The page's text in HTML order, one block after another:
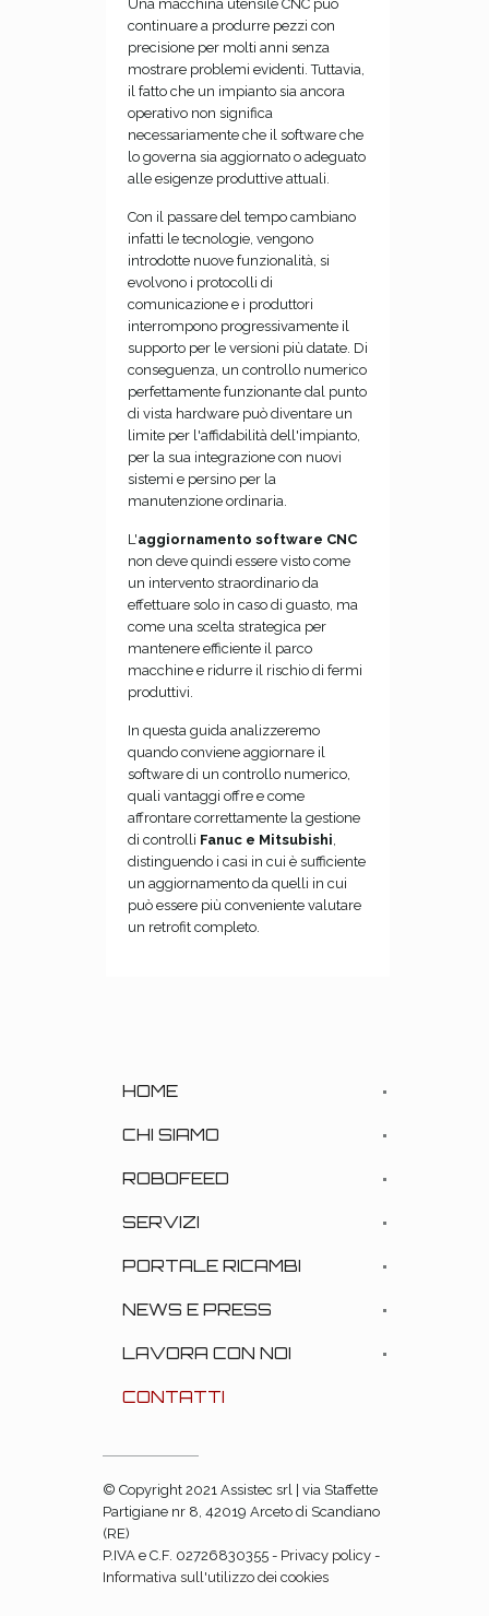
Una macchina utensile CNC può
continuare a produrre pezzi con
precisione per molti anni senza
mostrare problemi evidenti. Tuttavia,
il fatto che un impianto sia ancora
operativo non significa
necessariamente che il software che
lo governa sia aggiornato o adeguato
alle esigenze produttive attuali.
Con il passare del tempo cambiano
infatti le tecnologie, vengono
introdotte nuove funzionalità, si
evolvono i protocolli di
comunicazione e i produttori
interrompono progressivamente il
supporto per le versioni più datate. Di
conseguenza, un controllo numerico
perfettamente funzionante dal punto
di vista hardware può diventare un
limite per l'affidabilità dell'impianto,
per la sua integrazione con nuovi
sistemi e persino per la
manutenzione ordinaria.
L'aggiornamento software CNC
non deve quindi essere visto come
un intervento straordinario da
effettuare solo in caso di guasto, ma
come una scelta strategica per
mantenere efficiente il parco
macchine e ridurre il rischio di fermi
produttivi.
In questa guida analizzeremo
quando conviene aggiornare il
software di un controllo numerico,
quali vantaggi offre e come
affrontare correttamente la gestione
di controlli Fanuc e Mitsubishi
distinguendo i casi in cui è sufficiente
un aggiornamento da quelli in cui
può essere più conveniente valutare
un retrofit completo.
HOME
CHI SIAMO
ROBOFEED
SERVIZI
PORTALE RICAMBI
NEWS E PRESS
LAVORA CON NOI
CONTATTI
© Copyright 2021 Assistec srl | via Staffette
Partigiane nr 8, 42019 Arceto di Scandiano
(RE)
P.IVA e C.F. 02726830355 - Privacy policy -
Informativa sull'utilizzo dei cookies